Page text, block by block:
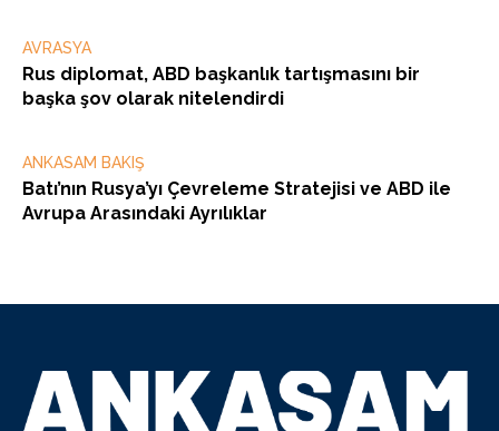
AVRASYA
Rus diplomat, ABD başkanlık tartışmasını bir
başka şov olarak nitelendirdi
ANKASAM BAKIŞ
Batı’nın Rusya’yı Çevreleme Stratejisi ve ABD ile
Avrupa Arasındaki Ayrılıklar